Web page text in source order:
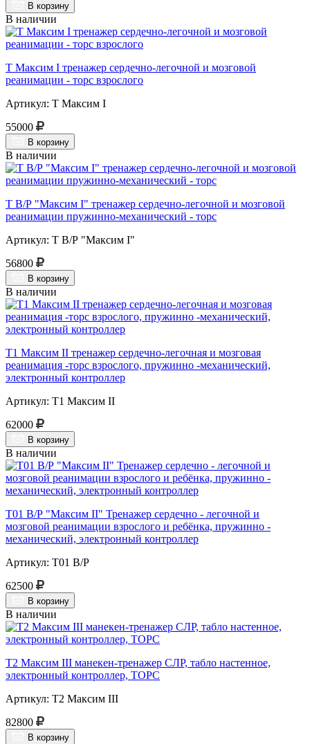
В корзину
В наличии
Т Максим I тренажер сердечно-легочной и мозговой
реанимации - торс взрослого
Артикул: Т Максим I
55000
В корзину
В наличии
Т В/Р "Максим I" тренажер сердечно-легочной и мозговой
реанимации пружинно-механический - торс
Артикул: Т В/Р "Максим I"
56800
В корзину
В наличии
Т1 Максим II тренажер сердечно-легочная и мозговая
реанимация -торс взрослого, пружинно -механический,
электронный контроллер
Артикул: Т1 Максим II
62000
В корзину
В наличии
Т01 В/Р "Максим II" Тренажер сердечно - легочной и
мозговой реанимации взрослого и ребёнка, пружинно -
механический, электронный контроллер
Артикул: Т01 В/Р
62500
В корзину
В наличии
Т2 Максим III манекен-тренажер СЛР, табло настенное,
электронный контроллер, ТОРС
Артикул: Т2 Максим III
82800
В корзину